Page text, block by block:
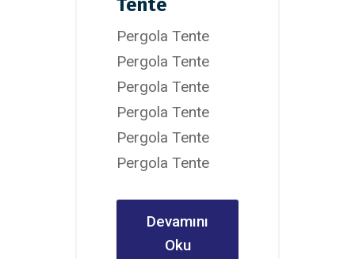
Tente
Pergola Tente
Pergola Tente
Pergola Tente
Pergola Tente
Pergola Tente
Pergola Tente
Devamını
Oku